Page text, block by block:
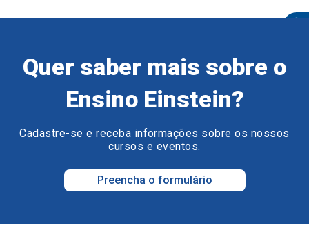
Quer saber mais sobre o
Ensino Einstein?
Cadastre-se e receba informações sobre os nossos
cursos e eventos.
Preencha o formulário